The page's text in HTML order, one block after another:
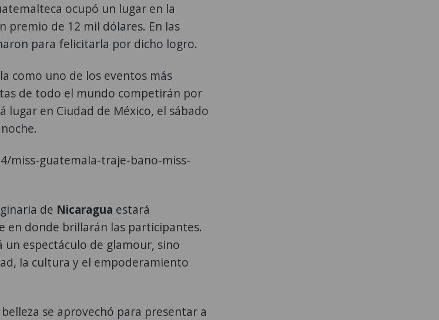
ocupó un lugar en la
premio de 12 mil dólares. En las
para felicitarla por dicho logro.
como uno de los eventos más
de todo el mundo competirán por
lugar en Ciudad de México, el sábado
miss-guatemala-traje-bano-miss-
de Nicaragua estará
en donde brillarán las participantes.
espectáculo de glamour, sino
la cultura y el empoderamiento
se aprovechó para presentar a